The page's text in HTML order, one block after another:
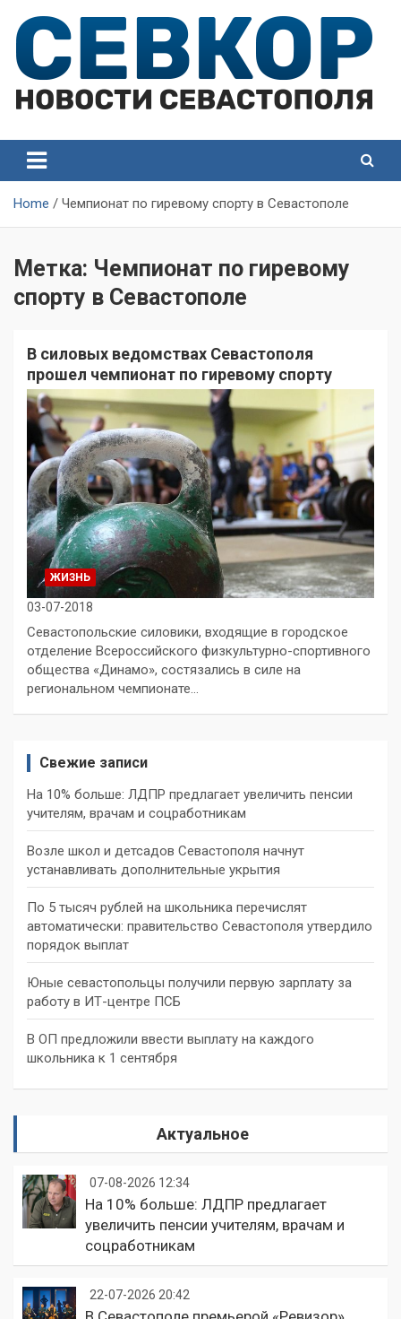
content
Севастополя
Севастополя
Home Чемпионат по гиревому спорту в Севастополе
Метка: Чемпионат по гиревому
спорту в Севастополе
В силовых ведомствах Севастополя
прошел чемпионат по гиревому спорту
ЖИЗНЬ
03-07-2018
Севастопольские силовики, входящие в городское
отделение Всероссийского физкультурно-спортивного
общества «Динамо», состязались в силе на
региональном чемпионате…
Свежие записи
На 10% больше: ЛДПР предлагает увеличить пенсии
учителям, врачам и соцработникам
Возле школ и детсадов Севастополя начнут
устанавливать дополнительные укрытия
По 5 тысяч рублей на школьника перечислят
автоматически: правительство Севастополя утвердило
порядок выплат
Юные севастопольцы получили первую зарплату за
работу в ИТ-центре ПСБ
В ОП предложили ввести выплату на каждого
школьника к 1 сентября
Актуальное
07-08-2026 12:34
На 10% больше: ЛДПР предлагает
увеличить пенсии учителям, врачам и
соцработникам
22-07-2026 20:42